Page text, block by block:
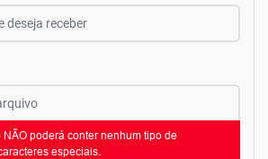
poderá conter nenhum tipo de
especiais.